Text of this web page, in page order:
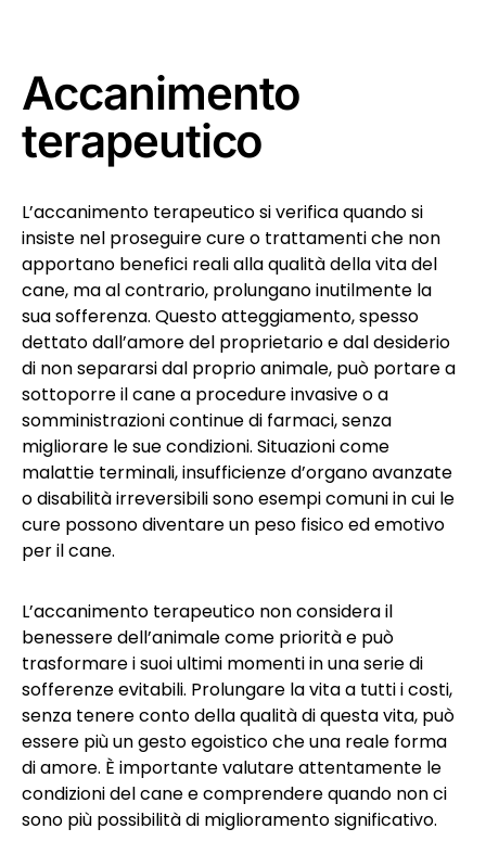
Accanimento
terapeutico
L’accanimento terapeutico si verifica quando si
insiste nel proseguire cure o trattamenti che non
apportano benefici reali alla qualità della vita del
cane, ma al contrario, prolungano inutilmente la
sua sofferenza. Questo atteggiamento, spesso
dettato dall’amore del proprietario e dal desiderio
di non separarsi dal proprio animale, può portare a
sottoporre il cane a procedure invasive o a
somministrazioni continue di farmaci, senza
migliorare le sue condizioni. Situazioni come
malattie terminali, insufficienze d’organo avanzate
o disabilità irreversibili sono esempi comuni in cui le
cure possono diventare un peso fisico ed emotivo
per il cane.
L’accanimento terapeutico non considera il
benessere dell’animale come priorità e può
trasformare i suoi ultimi momenti in una serie di
sofferenze evitabili. Prolungare la vita a tutti i costi,
senza tenere conto della qualità di questa vita, può
essere più un gesto egoistico che una reale forma
di amore. È importante valutare attentamente le
condizioni del cane e comprendere quando non ci
sono più possibilità di miglioramento significativo.